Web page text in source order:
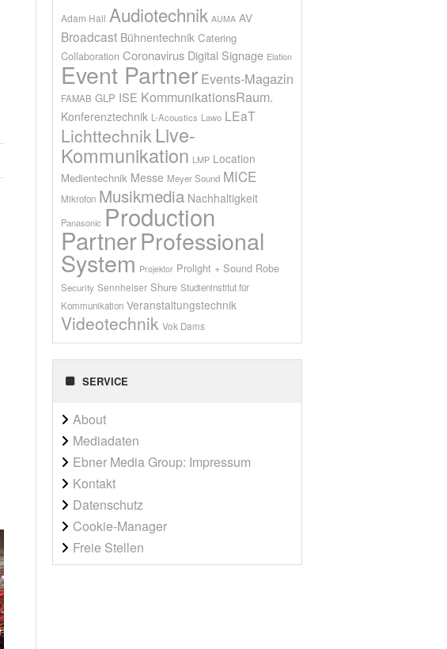
Adam Hall Audiotechnik AUMA AV
Broadcast Bühnentechnik Catering
Collaboration Coronavirus Digital Signage Elation
Event Partner Events-Magazin
FAMAB GLP ISE KommunikationsRaum.
Konferenztechnik L-Acoustics Lawo LEaT
Lichttechnik Live-
Kommunikation LMP Location
Medientechnik Messe Meyer Sound MICE
Mikrofon Musikmedia Nachhaltigkeit
Panasonic Production
PartnerProfessional
System Projektor Prolight + Sound Robe
Security Sennheiser Shure Studieninstitut für
Kommunikation Veranstaltungstechnik
Videotechnik Vok Dams
SERVICE
About
Mediadaten
Ebner Media Group: Impressum
Kontakt
Datenschutz
Cookie-Manager
Freie Stellen